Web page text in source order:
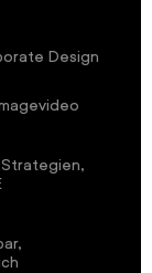
Design